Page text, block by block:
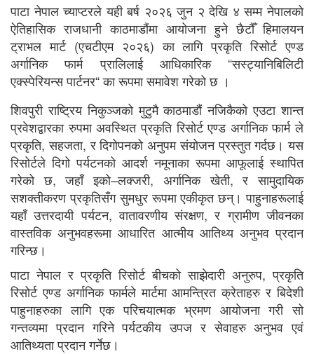
पाटा नेपाल च्याप्टरले यही बर्ष २०२६ जुन २ देखि ४ सम्म नेपालको
ऐतिहासिक राजधानी काठमाडौंमा आयोजना हुने छैटौँ हिमालयन
ट्राभल मार्ट (एचटीएम २०२६) का लागि प्रकृति रिसोर्ट एण्ड
अर्गानिक फार्म प्रालिलाई आधिकारिक “सस्ट्यानिबिलिटी
एक्स्पेरियन्स पार्टनर“ का रूपमा समावेश गरेको छ ।
शिवपुरी राष्ट्रिय निकुञ्जको मुटुमै काठमाडौं नजिकैको एउटा शान्त
प्रवेशद्वारका रुपमा अवस्थित प्रकृति रिसोर्ट एण्ड अर्गानिक फार्म ले
प्रकृति, सहजता, र दिगोपनको अनुपम संयोजन प्रस्तुत गर्दछ। यस
रिसोर्टले दिगो पर्यटनको आदर्श नमूनाका रूपमा आफूलाई स्थापित
गरेको छ, जहाँ इको–लक्जरी, अर्गानिक खेती, र सामुदायिक
सशक्तीकरण प्रकृतिसँग सुमधुर रूपमा एकीकृत छन्। पाहुनाहरूलाई
यहाँ उत्तरदायी पर्यटन, वातावरणीय संरक्षण, र ग्रामीण जीवनका
वास्तविक अनुभवहरूमा आधारित आत्मीय आतिथ्य अनुभव प्रदान
गरिन्छ।
पाटा नेपाल र प्रकृति रिसोर्ट बीचको साझेदारी अनुरुप, प्रकृति
रिसोर्ट एण्ड अर्गानिक फार्मले मार्टमा आमन्त्रित क्रेताहरु र बिदेशी
पाहुनाहरुका लागि एक परिचयात्मक भ्रमण आयोजना गरी सो
गन्तव्यमा प्रदान गरिने पर्यटकीय उपज र सेवाहरु अनुभव एवं
आतिथ्यता प्रदान गर्नेछ।